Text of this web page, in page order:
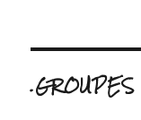
.GROUPES